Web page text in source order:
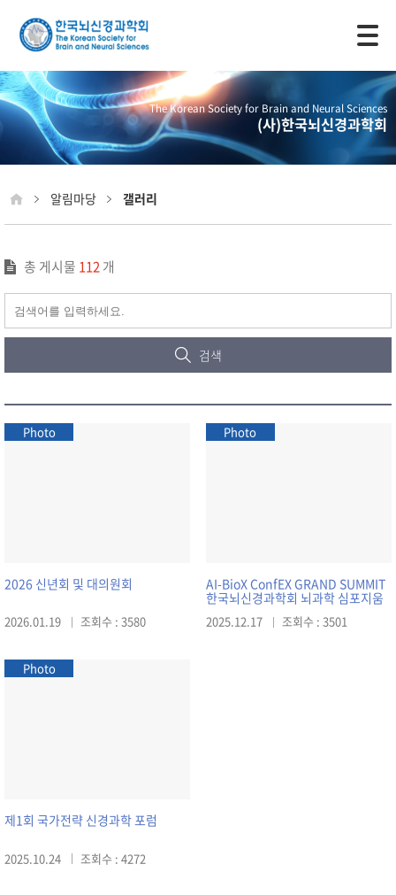
The Korean Society for Brain and Neural Sciences
(사)한국뇌신경과학회
알림마당 갤러리
총 게시물 112개
검색
Photo
2026 신년회 및 대의원회
2026.01.19 조회수 : 3580
Photo
AI-BioX ConfEX GRAND SUMMIT
한국뇌신경과학회 뇌과학 심포지움
2025.12.17 조회수 : 3501
Photo
제1회 국가전략 신경과학 포럼
2025.10.24 조회수 : 4272